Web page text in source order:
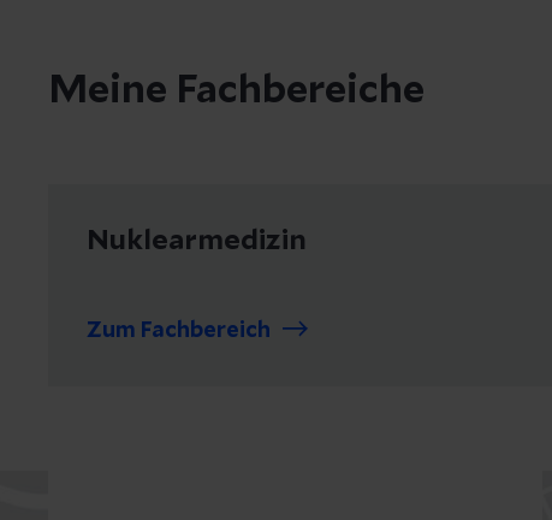
Meine Fachbereiche
Nuklearmedizin
Zum Fachbereich